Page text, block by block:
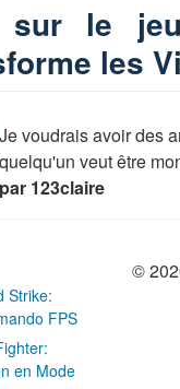
sur le
les
Je voudrais avoir des
quelqu'un veut être
par 123claire
Strike:
FPS
en Mode
©